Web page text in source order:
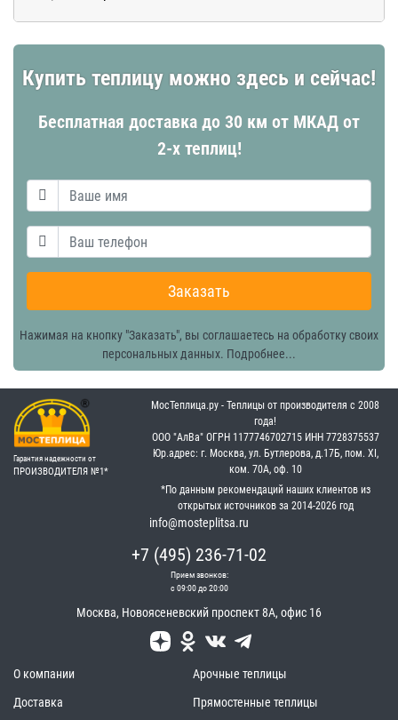
Купить теплицу можно здесь и сейчас!
Бесплатная доставка до 30 км от МКАД от
2-х теплиц!
Заказать
Нажимая на кнопку "Заказать", вы соглашаетесь на обработку своих
персональных данных. Подробнее...
Гарантия надежности от
ПРОИЗВОДИТЕЛЯ №1*
МосТеплица.ру - Теплицы от производителя с 2008
года!
OOO "АлВа" OГРН ‎1177746702715 ИНН ‎7728375537
Юр.адрес: г. Москва, ул. Бутлерова, д.17Б, пом. XI,
ком. 70А, оф. 10
*По данным рекомендаций наших клиентов из
открытых источников за 2014-2026 год
О компании
Доставка
Арочные теплицы
Прямостенные теплицы
info@mosteplitsa.ru
+7 (495) 236-71-02
Прием звонков:
с 09:00 до 20:00
Москва, Новоясеневский проспект 8А, офис 16